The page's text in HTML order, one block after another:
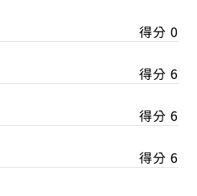
得分 0
得分 6
得分 6
得分 6